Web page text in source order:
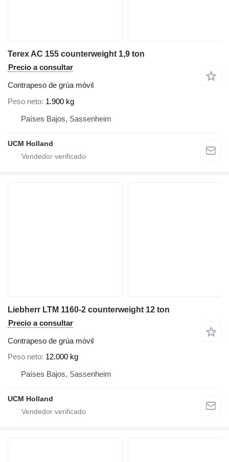
Terex AC 155 counterweight 1,9 ton
Precio a consultar
Contrapeso de grúa móvil
Peso neto 1.900 kg
Países Bajos, Sassenheim
UCM Holland
Liebherr LTM 1160-2 counterweight 12 ton
Precio a consultar
Contrapeso de grúa móvil
Peso neto 12.000 kg
Países Bajos, Sassenheim
UCM Holland